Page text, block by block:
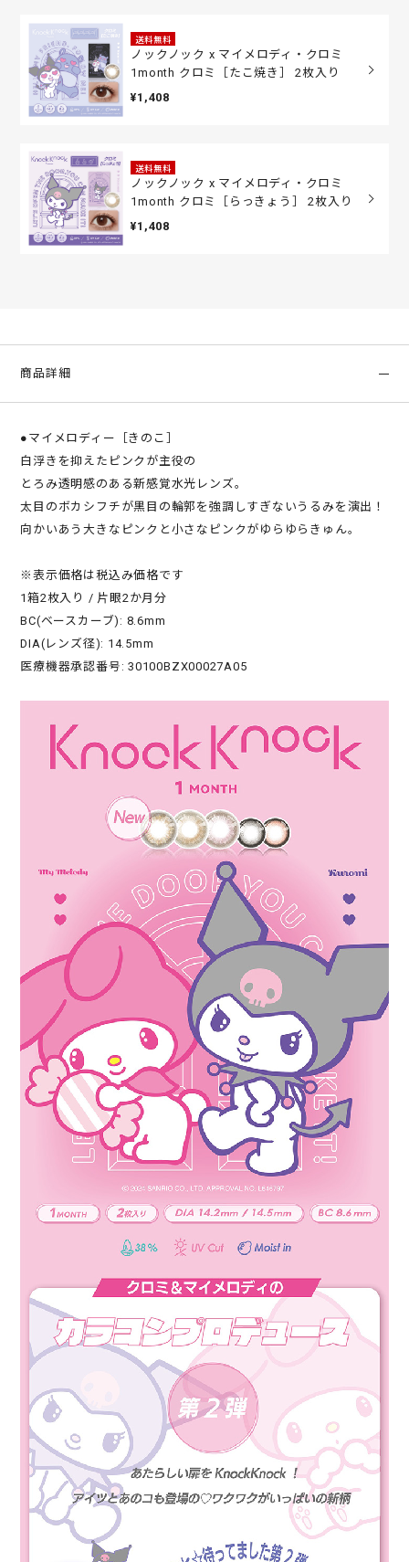
送料無料
ノックノック x マイメロディ・クロミ
1month クロミ［たこ焼き］ 2枚入り
¥1,408
送料無料
ノックノック x マイメロディ・クロミ
1month クロミ［らっきょう］ 2枚入り
¥1,408
商品詳細
●マイメロディー［きのこ］
白浮きを抑えたピンクが主役の
とろみ透明感のある新感覚水光レンズ。
太目のボカシフチが黒目の輪郭を強調しすぎないうるみを演出！
向かいあう大きなピンクと小さなピンクがゆらゆらきゅん。
※表示価格は税込み価格です
1箱2枚入り / 片眼2か月分
BC(ベースカーブ): 8.6mm
DIA(レンズ径): 14.5mm
医療機器承認番号: 30100BZX00027A05